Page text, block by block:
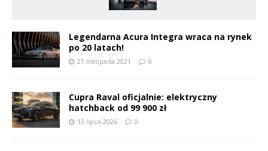
Legendarna Acura Integra wraca na rynek
po 20 latach!
21 listopada 2021 0
Cupra Raval oficjalnie: elektryczny
hatchback od 99 900 zł
13 lipca 2026 0